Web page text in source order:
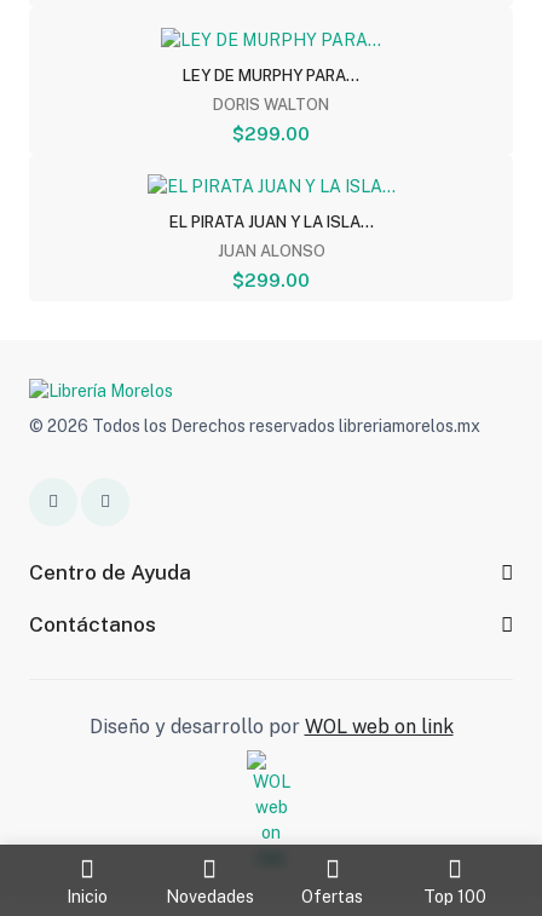
Inicio Novedades Ofertas Top 100
LEY DE MURPHY PARA...
DORIS WALTON
$299.00
EL PIRATA JUAN Y LA ISLA...
JUAN ALONSO
$299.00
© 2026 Todos los Derechos reservados libreriamorelos.mx
Centro de Ayuda
Contáctanos
Diseño y desarrollo por WOL web on link